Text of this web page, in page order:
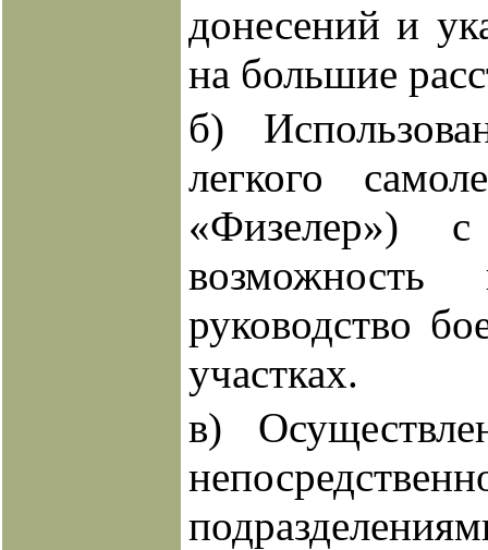
донесений и
на большие
б)
легкого
«Физелер»)
возможность
руководство
участках.
в)